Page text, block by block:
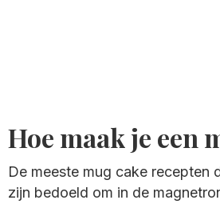
Hoe maak je een
De meeste mug cake recepten
zijn bedoeld om in de